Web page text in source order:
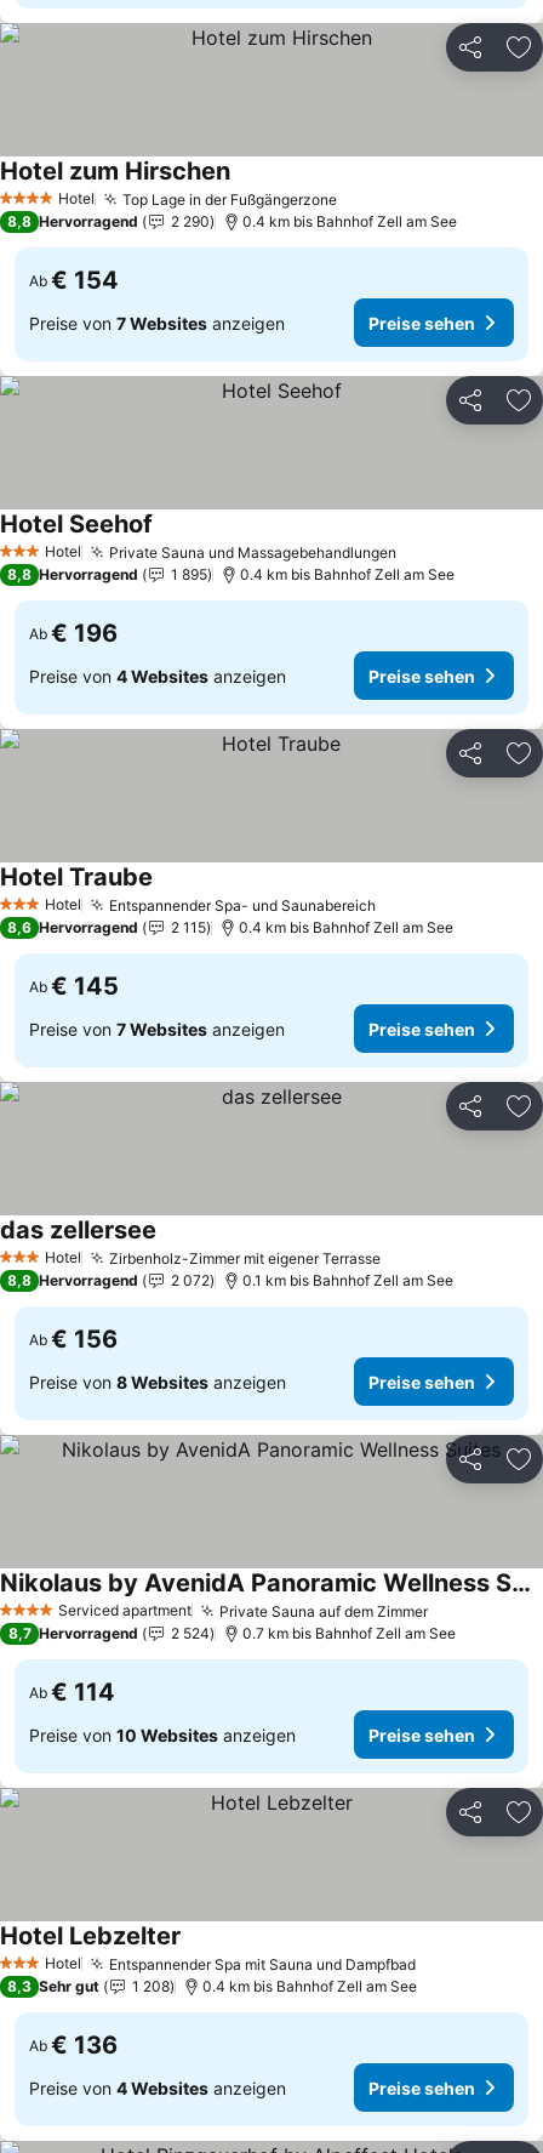
Teilen
4 Sterne Hotel Top Lage in der Fußgängerzone
Hotel zum Hirschen
8,8 Hervorragend 2 290 0.4 km bis Bahnhof Zell am See
Ab € 154
Preise von 7 Websites anzeigen Preise sehen
Teilen
3 SterneHotel Private Sauna und Massagebehandlungen
Hotel Seehof
8,8 Hervorragend 1 895 0.4 km bis Bahnhof Zell am See
Ab € 196
Preise von 4 Websites anzeigen Preise sehen
Teilen
3 SterneHotel Entspannender Spa- und Saunabereich
Hotel Traube
8,6 Hervorragend 2 115 0.4 km bis Bahnhof Zell am See
Ab € 145
Preise von 7 Websites anzeigen Preise sehen
Teilen
3 SterneHotel Zirbenholz-Zimmer mit eigener Terrasse
das zellersee
8,8 Hervorragend 2 072 0.1 km bis Bahnhof Zell am See
Ab € 156
Preise von 8 Websites anzeigen Preise sehen
Teilen
4 Sterne Serviced apartment Private Sauna auf dem Zimmer
Nikolaus by AvenidA Panoramic Wellness Suites
8,7 Hervorragend 2 524 0.7 km bis Bahnhof Zell am See
Ab € 114
Preise von 10 Websites anzeigen Preise sehen
Teilen
3 SterneHotel Entspannender Spa mit Sauna und Dampfbad
Hotel Lebzelter
8,3 Sehr gut 1 208 0.4 km bis Bahnhof Zell am See
Ab € 136
Preise von 4 Websites anzeigen Preise sehen